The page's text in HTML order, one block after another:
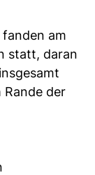
am
statt, daran
Rande der